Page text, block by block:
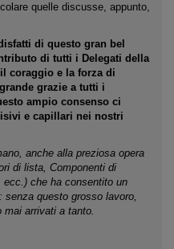
quelle discusse, appunto,
di questo gran bel
di tutti i Delegati della
coraggio e la forza di
grazie a tutti i
ampio consenso ci
e capillari nei nostri
anche alla preziosa opera
di lista, Componenti di
che ha consentito un
questo grosso lavoro,
arrivati a tanto.